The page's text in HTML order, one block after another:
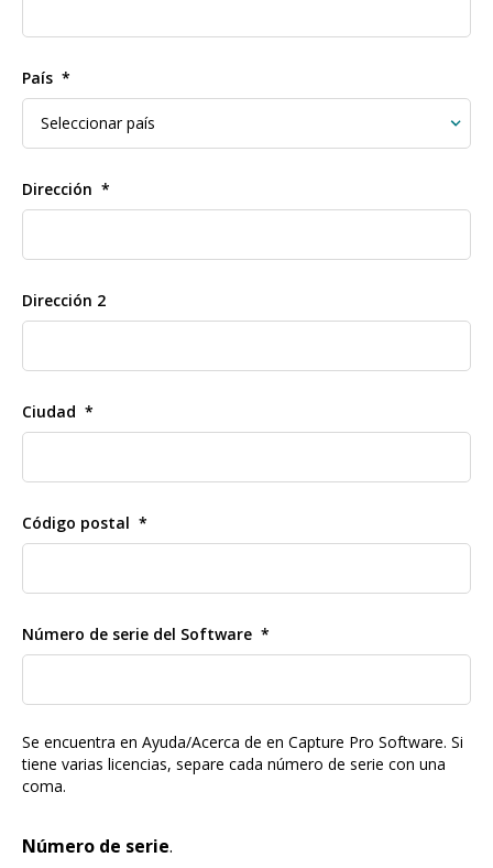
País
Dirección
Dirección 2
Ciudad
Código postal
Número de serie del Software
Se encuentra en Ayuda/Acerca de en Capture Pro Software. Si
tiene varias licencias, separe cada número de serie con una
coma.
Número de serie.